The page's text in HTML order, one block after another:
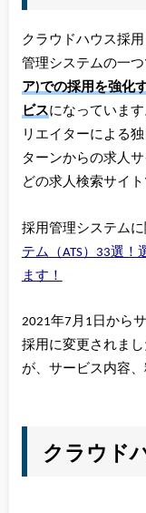
クラウドハウス採
管理システムの一つ
ア)での採用を強化
ビスになっていま
リエイターによる
ターンからの求人
どの求人検索サイ
採用管理システム
テム（ATS）33選
ます！
2021年7月1日から
採用に変更されま
が、サービス内容
クラウド